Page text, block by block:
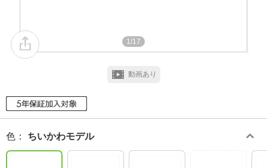
1/17
動画あり
色 ： ちいかわモデル